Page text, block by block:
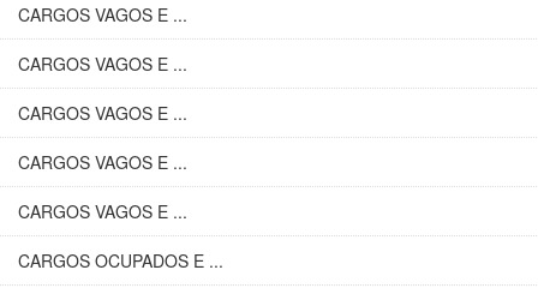
CARGOS VAGOS E ...
CARGOS VAGOS E ...
CARGOS VAGOS E ...
CARGOS VAGOS E ...
CARGOS VAGOS E ...
CARGOS OCUPADOS E ...